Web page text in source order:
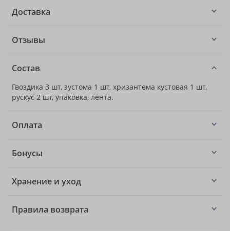
Доставка
Отзывы
Состав
Гвоздика 3 шт, эустома 1 шт, хризантема кустовая 1 шт,
рускус 2 шт, упаковка, лента.
Оплата
Бонусы
Хранение и уход
Правила возврата